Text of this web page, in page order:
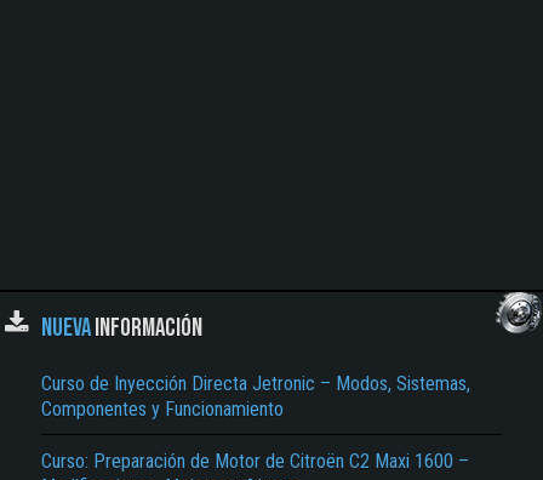
NUEVAINFORMACIÓN
Curso de Inyección Directa Jetronic – Modos, Sistemas,
Componentes y Funcionamiento
Curso: Preparación de Motor de Citroën C2 Maxi 1600 –